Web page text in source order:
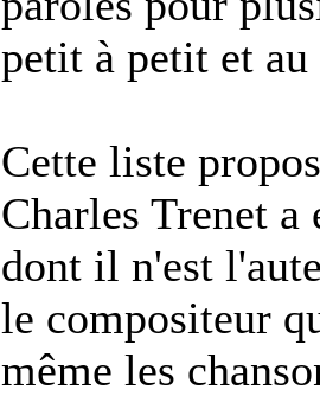
petit à petit et
Cette liste
Charles Trenet
dont il n'est
le compositeur
même les